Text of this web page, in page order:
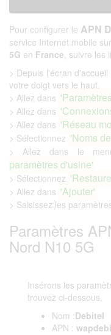
Pour configurer le APN
service Internet mobile
5G en France, suivre les
> Depuis l'écran
votre doigt vers le haut.
> Allez dans
> Allez dans
> Allez dans 'Réseau
> Sélectionnez 'Noms
> Allez dans le
paramètres d'usine'
> Sélectionnez
> Allez dans 'Ajouter'
> Saisissez les
Paramètres
Nord N10 5G
Insérons les
trouvez ci-dessous.
Nom :Debitel
APN :